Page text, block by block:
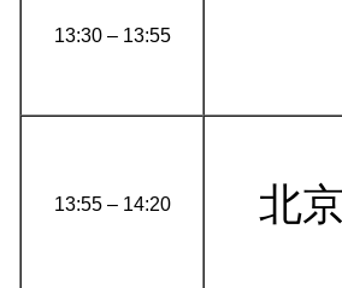
13:30 – 13:55
13:55 – 14:20 北